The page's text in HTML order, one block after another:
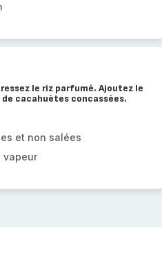
le riz parfumé. Ajoutez le
cacahuètes concassées.
et non salées
vapeur